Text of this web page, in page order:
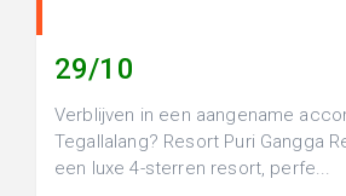
29/10
Verblijven in een aangename
Tegallalang? Resort Puri Gangga
een luxe 4-sterren resort, perfe...